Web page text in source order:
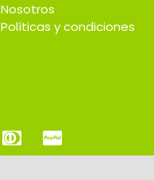
Nosotros
Políticas y condiciones